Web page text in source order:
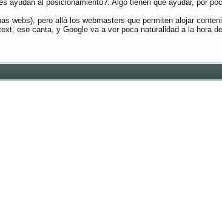
ayudan al posicionamiento?. Algo tienen que ayudar, por
webs), pero allá los webmasters que permiten alojar
eso canta, y Google va a ver poca naturalidad a la hora